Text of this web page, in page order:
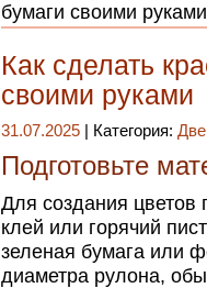
бумаги своими руками
Как сделать
своими руками
31.07.2025 | Категория:
Подготовьте
Для создания цветов
клей или горячий
зеленая бумага или
диаметра рулона,